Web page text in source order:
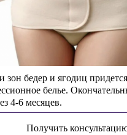
зон бедер и ягодиц
белье.
4-6 месяцев.
Получить